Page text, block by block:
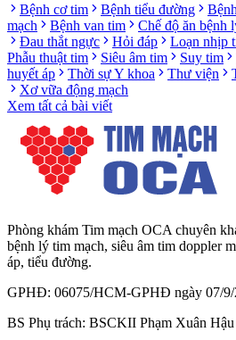
Bệnh cơ tim
Bệnh tiểu đường
mạch
Bệnh van tim Chế độ ăn bệnh
Đau thắt ngực
Hỏi đáp Loạn nhịp
Phẫu thuật tim
Siêu âm tim Suy tim
huyết áp
Thời sự Y khoa Thư viện
Xơ vữa động mạch
Xem tất cả bài viết
Phòng khám Tim mạch OCA chuyên
bệnh lý tim mạch, siêu âm tim doppler
áp, tiểu đường.
GPHĐ: 06075/HCM-GPHĐ ngày 07/9/
BS Phụ trách: BSCKII Phạm Xuân Hậu